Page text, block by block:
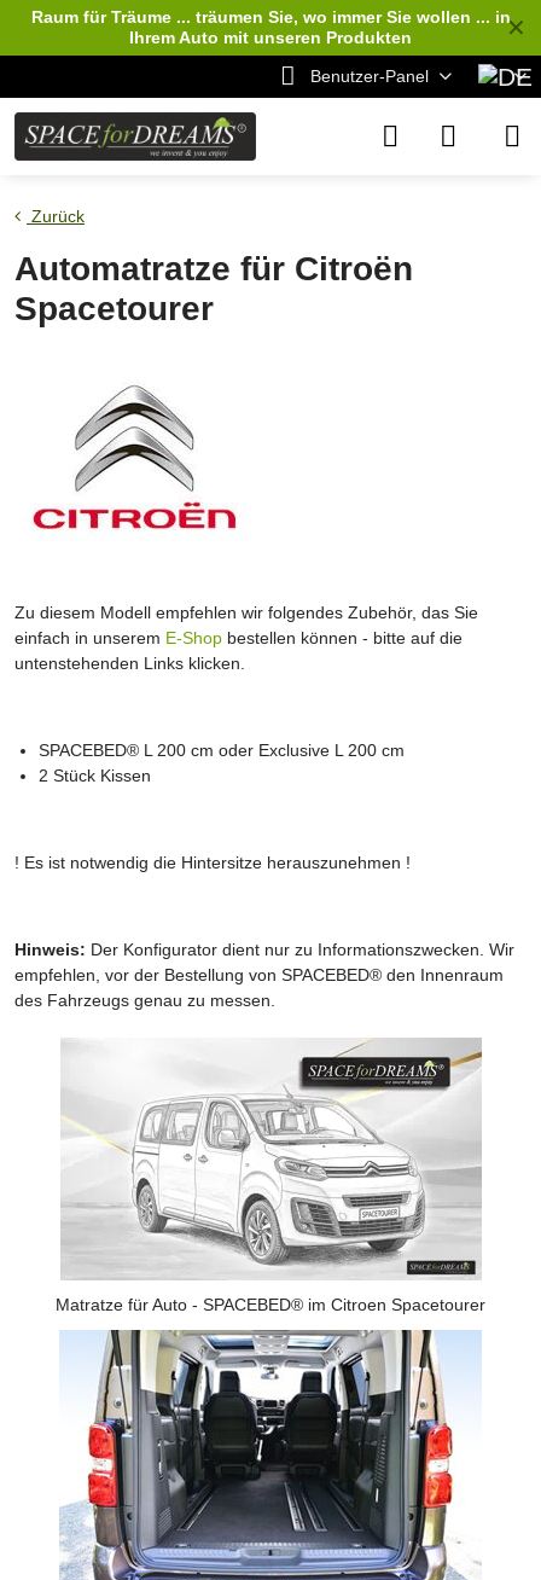
✕
Raum für Träume ... träumen Sie, wo immer Sie wollen ... in
Ihrem Auto mit unseren Produkten
Benutzer-Panel
Zurück
Automatratze für Citroën
Spacetourer
Zu diesem Modell empfehlen wir folgendes Zubehör, das Sie
einfach in unserem E-Shop bestellen können - bitte auf die
untenstehenden Links klicken.
SPACEBED® L 200 cm oder Exclusive L 200 cm
2 Stück Kissen
! Es ist notwendig die Hintersitze herauszunehmen !
Hinweis: Der Konfigurator dient nur zu Informationszwecken. Wir
empfehlen, vor der Bestellung von SPACEBED® den Innenraum
des Fahrzeugs genau zu messen.
Matratze für Auto - SPACEBED® im Citroen Spacetourer